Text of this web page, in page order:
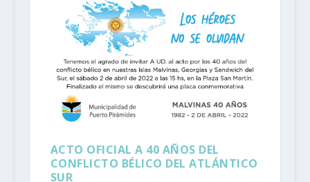
ACTO OFICIAL A 40 AÑOS DEL
CONFLICTO BÉLICO DEL ATLÁNTICO
SUR